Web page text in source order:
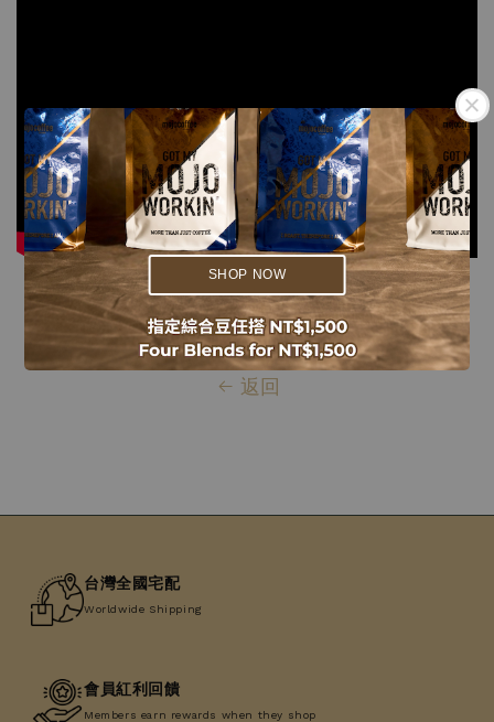
.
.
SHOP NOW
返回
台灣全國宅配
Worldwide Shipping
會員紅利回饋
Members earn rewards when they shop